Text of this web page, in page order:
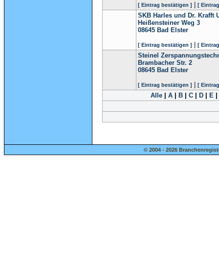
[ Eintrag bestätigen ] [
SKB Harles und Dr. Krafft
Heißensteiner Weg 3
08645 Bad Elster
[ Eintrag bestätigen ] [
Steinel
Brambacher Str. 2
08645 Bad Elster
[ Eintrag bestätigen ] [
Alle| A| B| C| D| E|
© 2004 - 2026